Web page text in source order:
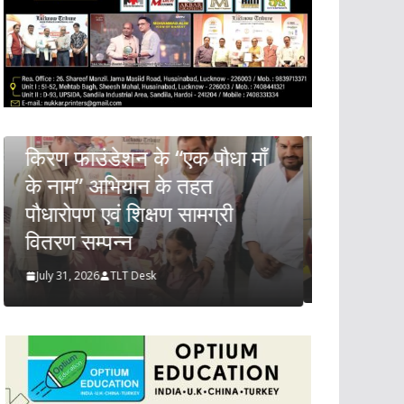
माँ
उत्तर प्रदेश राज्य लखनऊ
उत्तर प्रदेश में राजकीय
ऑप्टोमेट्रिस्ट संवर्ग के सुदृढ़ीकरण
हेतु महत्वपूर्ण बैठक
July 31, 2026 Anil jaiswal